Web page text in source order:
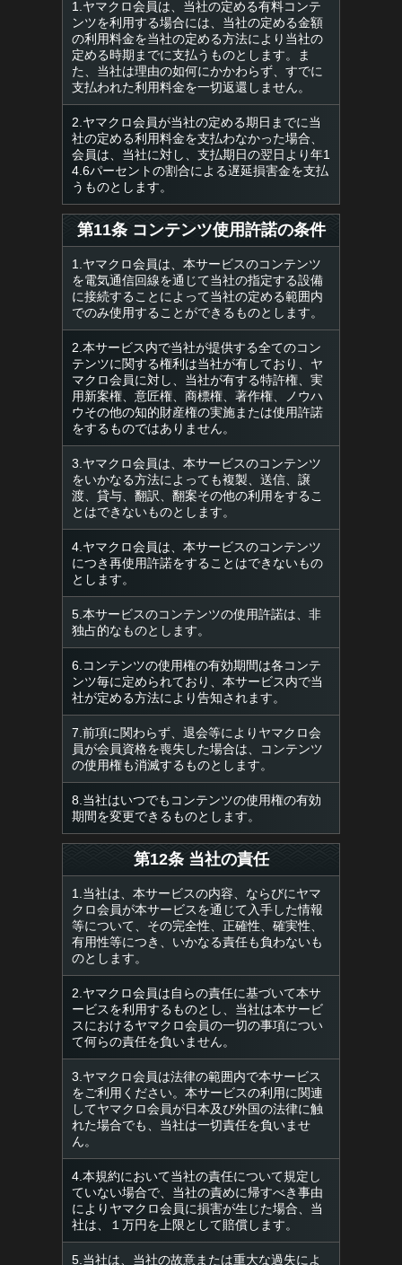
1.ヤマクロ会員は、当社の定める有料コンテ
ンツを利用する場合には、当社の定める金額
の利用料金を当社の定める方法により当社の
定める時期までに支払うものとします。ま
た、当社は理由の如何にかかわらず、すでに
支払われた利用料金を一切返還しません。
2.ヤマクロ会員が当社の定める期日までに当
社の定める利用料金を支払わなかった場合、
会員は、当社に対し、支払期日の翌日より年1
4.6パーセントの割合による遅延損害金を支払
うものとします。
第11条 コンテンツ使用許諾の条件
1.ヤマクロ会員は、本サービスのコンテンツ
を電気通信回線を通じて当社の指定する設備
に接続することによって当社の定める範囲内
でのみ使用することができるものとします。
2.本サービス内で当社が提供する全てのコン
テンツに関する権利は当社が有しており、ヤ
マクロ会員に対し、当社が有する特許権、実
用新案権、意匠権、商標権、著作権、ノウハ
ウその他の知的財産権の実施または使用許諾
をするものではありません。
3.ヤマクロ会員は、本サービスのコンテンツ
をいかなる方法によっても複製、送信、譲
渡、貸与、翻訳、翻案その他の利用をするこ
とはできないものとします。
4.ヤマクロ会員は、本サービスのコンテンツ
につき再使用許諾をすることはできないもの
とします。
5.本サービスのコンテンツの使用許諾は、非
独占的なものとします。
6.コンテンツの使用権の有効期間は各コンテ
ンツ毎に定められており、本サービス内で当
社が定める方法により告知されます。
7.前項に関わらず、退会等によりヤマクロ会
員が会員資格を喪失した場合は、コンテンツ
の使用権も消滅するものとします。
8.当社はいつでもコンテンツの使用権の有効
期間を変更できるものとします。
第12条 当社の責任
1.当社は、本サービスの内容、ならびにヤマ
クロ会員が本サービスを通じて入手した情報
等について、その完全性、正確性、確実性、
有用性等につき、いかなる責任も負わないも
のとします。
2.ヤマクロ会員は自らの責任に基づいて本サ
ービスを利用するものとし、当社は本サービ
スにおけるヤマクロ会員の一切の事項につい
て何らの責任を負いません。
3.ヤマクロ会員は法律の範囲内で本サービス
をご利用ください。本サービスの利用に関連
してヤマクロ会員が日本及び外国の法律に触
れた場合でも、当社は一切責任を負いませ
ん。
4.本規約において当社の責任について規定し
ていない場合で、当社の責めに帰すべき事由
によりヤマクロ会員に損害が生じた場合、当
社は、１万円を上限として賠償します。
5.当社は、当社の故意または重大な過失によ